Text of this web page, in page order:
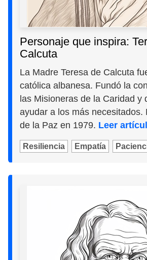
Personaje que inspira:
Calcuta
La Madre Teresa de Calcuta
católica albanesa. Fundó la
las Misioneras de la Caridad y
ayudar a los más necesitados.
de la Paz en 1979. Leer
Resiliencia Empatía